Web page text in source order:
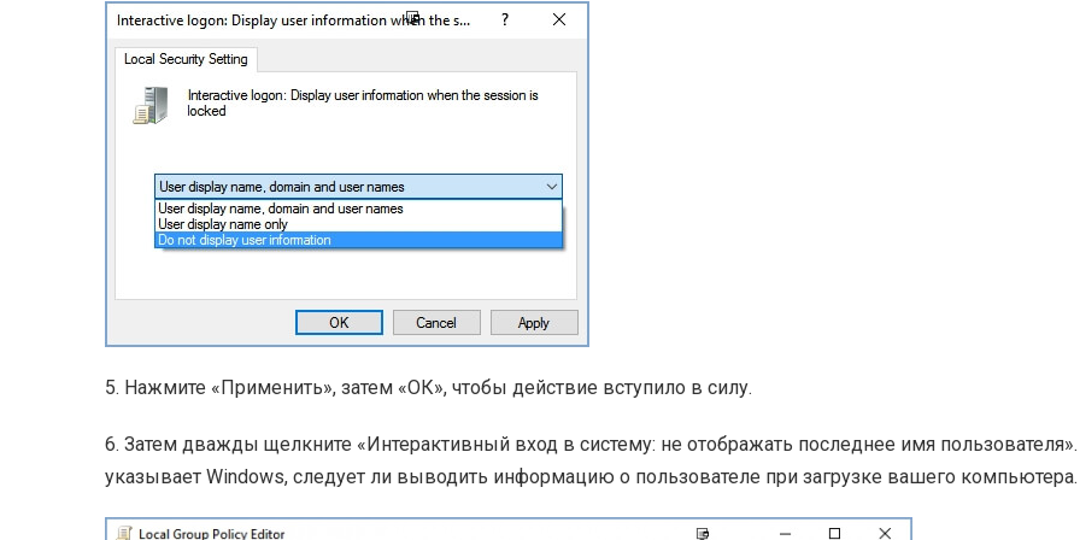
5. Нажмите «Применить», затем «ОК», чтобы действие вступило в силу.
6. Затем дважды щелкните «Интерактивный вход в систему: не отображать последнее имя
указывает Windows, следует ли выводить информацию о пользователе при загрузке вашего компьютера.